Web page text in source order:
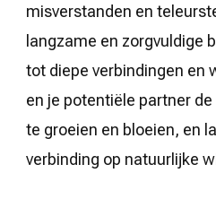
misverstanden en
langzame en zorgvuldige
tot diepe verbindingen en
en je potentiële partner
te groeien en bloeien, en
verbinding op natuurlijke